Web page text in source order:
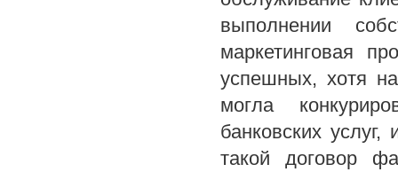
выполнении
маркетинговая
успешных, хотя
могла
банковских
такой договор